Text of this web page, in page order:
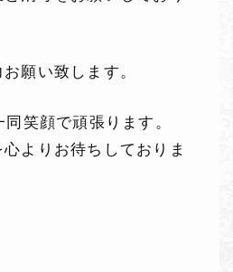
願い致します。
笑顔で頑張ります。
よりお待ちしておりま